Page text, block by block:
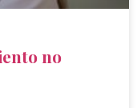
no